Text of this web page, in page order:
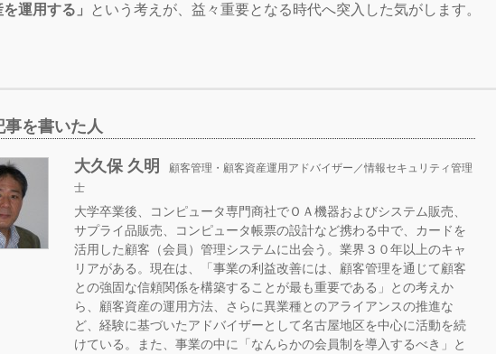
を運用する」 という考えが、益々重要となる時代へ突入した気がします。
事を書いた人
大久保 久明
顧客管理・顧客資産運用アドバイザー／情報セキュリティ管理
士
大学卒業後、コンピュータ専門商社でＯＡ機器およびシステム販売、
サプライ品販売、コンピュータ帳票の設計など携わる中で、カードを
活用した顧客（会員）管理システムに出会う。業界３０年以上のキャ
リアがある。現在は、「事業の利益改善には、顧客管理を通じて顧客
との強固な信頼関係を構築することが最も重要である」との考えか
ら、顧客資産の運用方法、さらに異業種とのアライアンスの推進な
ど、経験に基づいたアドバイザーとして名古屋地区を中心に活動を続
けている。また、事業の中に「なんらかの会員制を導入するべき」と